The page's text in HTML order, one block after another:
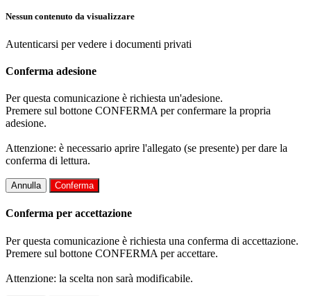
Nessun contenuto da visualizzare
Autenticarsi per vedere i documenti privati
Conferma adesione
Per questa comunicazione è richiesta un'adesione.
Premere sul bottone CONFERMA per confermare la propria
adesione.
Attenzione: è necessario aprire l'allegato (se presente) per dare la
conferma di lettura.
Annulla Conferma
Conferma per accettazione
Per questa comunicazione è richiesta una conferma di accettazione.
Premere sul bottone CONFERMA per accettare.
Attenzione: la scelta non sarà modificabile.